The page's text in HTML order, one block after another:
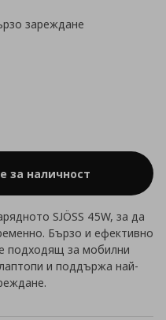
зареждане
за наличност
SJÖSS 45W, за да
Бързо и ефективно
подходящ за мобилни
и поддържа най-